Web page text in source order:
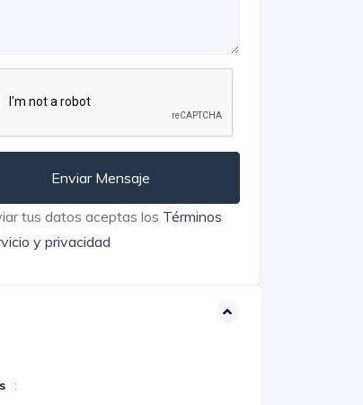
Enviar Mensaje
tus datos aceptas los Términos
y privacidad
: